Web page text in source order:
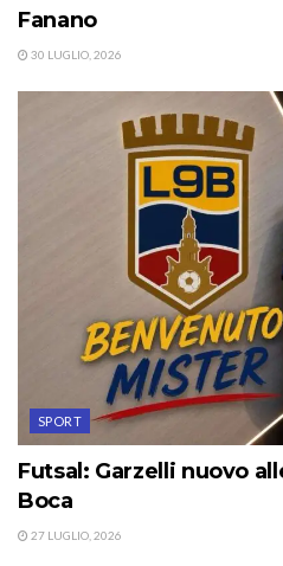
Fanano
30 LUGLIO, 2026
SPORT
Futsal: Garzelli nuovo
Boca
27 LUGLIO, 2026